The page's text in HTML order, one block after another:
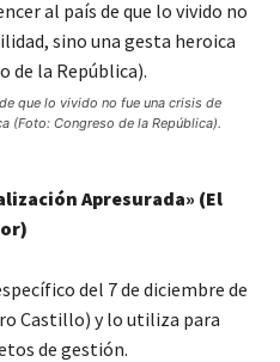
que lo vivido no fue una crisis de
(Foto: Congreso de la República).
Apresurada» (El
del 7 de diciembre de
Castillo) y lo utiliza para
de gestión.